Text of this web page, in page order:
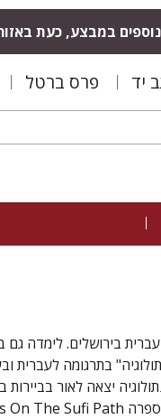
במבצע, כעת
יד פרס ברטל
בירושלים. לימדה גם